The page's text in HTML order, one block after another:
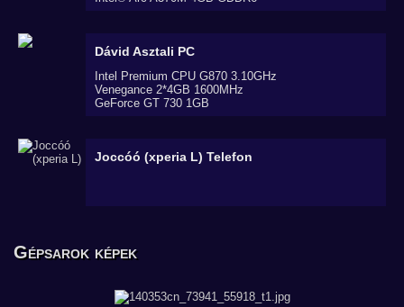
Dávid Asztali PC
Intel Premium CPU G870 3.10GHz
Venegance 2*4GB 1600MHz
GeForce GT 730 1GB
Joccóó (xperia L) Telefon
Gépsarok képek